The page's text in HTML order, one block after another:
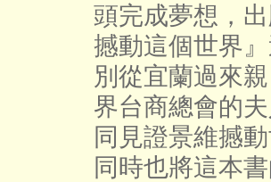
頭完成夢想，
撼動這個世界
別從宜蘭過來
界台商總會的
同見證景維撼
同時也將這本